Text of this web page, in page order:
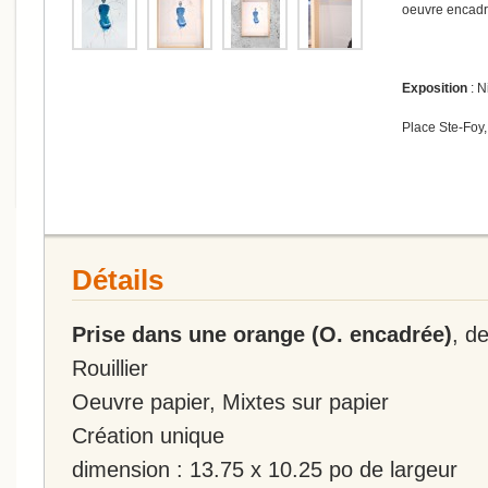
oeuvre
Exposition :
Place Ste-
Détails
Prise dans une orange (O. encadrée),
Rouillier
Oeuvre papier, Mixtes sur papier
Création unique
dimension : 13.75 x 10.25 po de largeur